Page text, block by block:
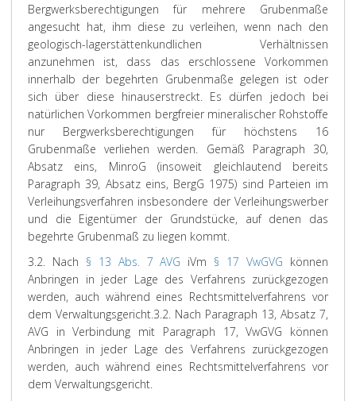
Bergwerksberechtigungen für mehrere Grubenmaße
angesucht hat, ihm diese zu verleihen, wenn nach den
geologisch-lagerstättenkundlichen Verhältnissen
anzunehmen ist, dass das erschlossene Vorkommen
innerhalb der begehrten Grubenmaße gelegen ist oder
sich über diese hinauserstreckt. Es dürfen jedoch bei
natürlichen Vorkommen bergfreier mineralischer Rohstoffe
nur Bergwerksberechtigungen für höchstens 16
Grubenmaße verliehen werden. Gemäß Paragraph 30,
Absatz eins, MinroG (insoweit gleichlautend bereits
Paragraph 39, Absatz eins, BergG 1975) sind Parteien im
Verleihungsverfahren insbesondere der Verleihungswerber
und die Eigentümer der Grundstücke, auf denen das
begehrte Grubenmaß zu liegen kommt.
3.2. Nach § 13 Abs. 7 AVG iVm § 17 VwGVG können
Anbringen in jeder Lage des Verfahrens zurückgezogen
werden, auch während eines Rechtsmittelverfahrens vor
dem Verwaltungsgericht.3.2. Nach Paragraph 13, Absatz 7,
AVG in Verbindung mit Paragraph 17, VwGVG können
Anbringen in jeder Lage des Verfahrens zurückgezogen
werden, auch während eines Rechtsmittelverfahrens vor
dem Verwaltungsgericht.